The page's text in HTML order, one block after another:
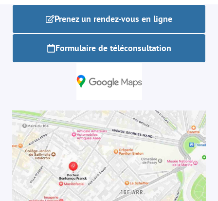
Prenez un rendez-vous en ligne
Formulaire de téléconsultation